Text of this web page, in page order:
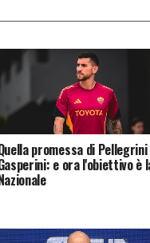
promessa di Pellegrini
e ora l'obiettivo è